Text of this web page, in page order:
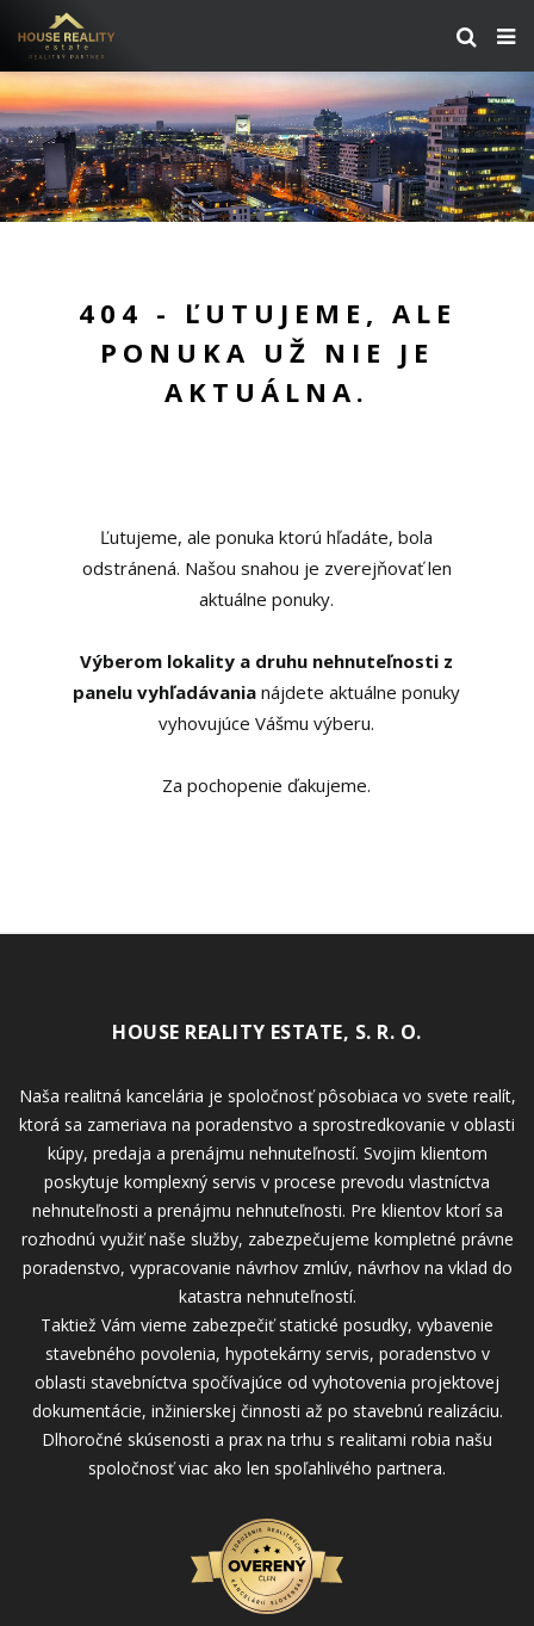
404 - ĽUTUJEME, ALE
PONUKA UŽ NIE JE
AKTUÁLNA.
Ľutujeme, ale ponuka ktorú hľadáte, bola
odstránená. Našou snahou je zverejňovať len
aktuálne ponuky.
Výberom lokality a druhu nehnuteľnosti z
panelu vyhľadávania nájdete aktuálne ponuky
vyhovujúce Vášmu výberu.
Za pochopenie ďakujeme.
HOUSE REALITY ESTATE, S. R. O.
Naša realitná kancelária je spoločnosť pôsobiaca vo svete realít,
ktorá sa zameriava na poradenstvo a sprostredkovanie v oblasti
kúpy, predaja a prenájmu nehnuteľností. Svojim klientom
poskytuje komplexný servis v procese prevodu vlastníctva
nehnuteľnosti a prenájmu nehnuteľnosti. Pre klientov ktorí sa
rozhodnú využiť naše služby, zabezpečujeme kompletné právne
poradenstvo, vypracovanie návrhov zmlúv, návrhov na vklad do
katastra nehnuteľností.
Taktiež Vám vieme zabezpečiť statické posudky, vybavenie
stavebného povolenia, hypotekárny servis, poradenstvo v
oblasti stavebníctva spočívajúce od vyhotovenia projektovej
dokumentácie, inžinierskej činnosti až po stavebnú realizáciu.
Dlhoročné skúsenosti a prax na trhu s realitami robia našu
spoločnosť viac ako len spoľahlivého partnera.